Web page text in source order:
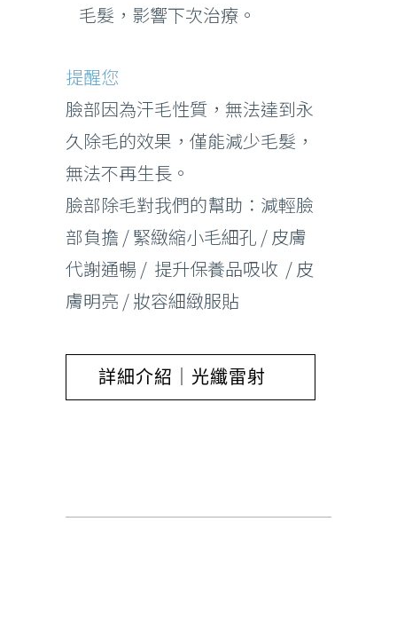
毛髮，影響下次治療。
提醒您
臉部因為汗毛性質，無法達到永
久除毛的效果，僅能減少毛髮，
無法不再生長。
臉部除毛對我們的幫助：減輕臉
部負擔 / 緊緻縮小毛細孔 / 皮膚
代謝通暢 / 提升保養品吸收 / 皮
膚明亮 / 妝容細緻服貼
詳細介紹｜光纖雷射